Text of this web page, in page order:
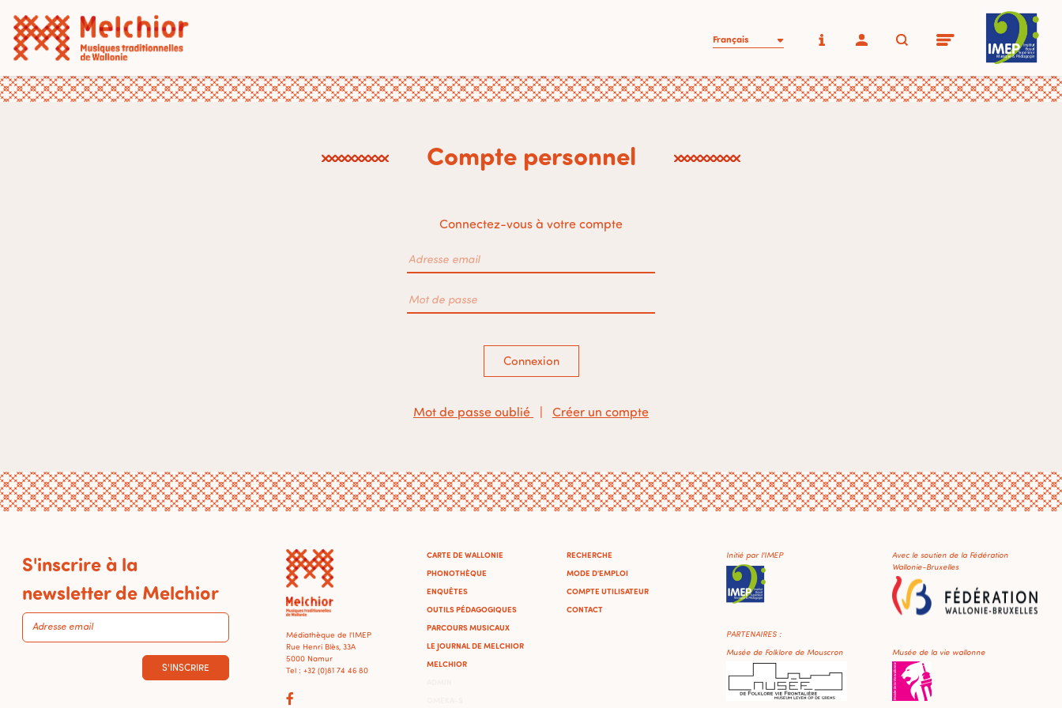
Français
Compte personnel
Connectez-vous à votre compte
Connexion
Mot de passe oublié Créer un compte
S'inscrire à la
newsletter de Melchior
S'INSCRIRE
Médiathèque de l'IMEP
Rue Henri Blès, 33A
5000 Namur
Tel : +32 (0)81 74 46 80
CARTE DE WALLONIE
PHONOTHÈQUE
ENQUÊTES
OUTILS PÉDAGOGIQUES
PARCOURS MUSICAUX
LE JOURNAL DE MELCHIOR
MELCHIOR
RECHERCHE
MODE D'EMPLOI
COMPTE UTILISATEUR
CONTACT
Initié par l'IMEP
Avec le soutien de la Fédération
Wallonie-Bruxelles
PARTENAIRES :
Musée de Folklore de Mouscron
Musée de la vie wallonne